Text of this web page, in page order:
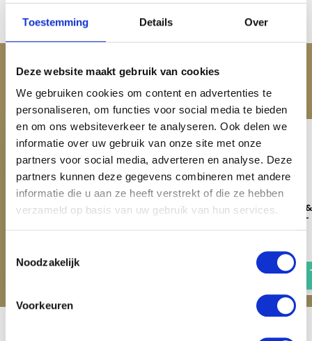
Toestemming Details Over
Deze website maakt gebruik van cookies
We gebruiken cookies om content en advertenties te
personaliseren, om functies voor social media te bieden
en om ons websiteverkeer te analyseren. Ook delen we
informatie over uw gebruik van onze site met onze
partners voor social media, adverteren en analyse. Deze
partners kunnen deze gegevens combineren met andere
informatie die u aan ze heeft verstrekt of die ze hebben
verzameld op basis van uw gebruik van hun services.
Noodzakelijk
Voorkeuren
Delen
ACCESSOIRES
Maak je aankoop compleet
Imperial Riding Hoof pick IRH
- Light Olive Metallic
Imperial Riding
Brush IRHBoomerang
Olive Metallic
€ 7,95